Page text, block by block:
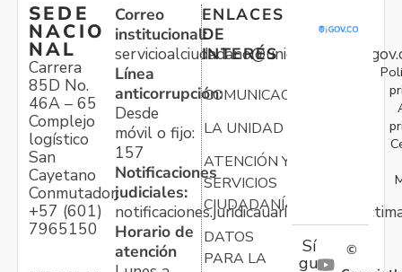
SEDE
NACIO
NAL
Carrera
85D No.
46A – 65
Complejo
logístico
San
Cayetano
Conmutador:
+57 (601)
7965150
Correo
institucional:
Línea
anticorrupción:
Desde
móvil o fijo:
157
Notificaciones
judiciales:
Horario de
atención
ENLACES
DE
INTERÉS
COMUNICACIONES
LA UNIDAD
ATENCIÓN Y
SERVICIOS
CIUDADANÍA
DATOS
PARA LA
Sí
gu
©